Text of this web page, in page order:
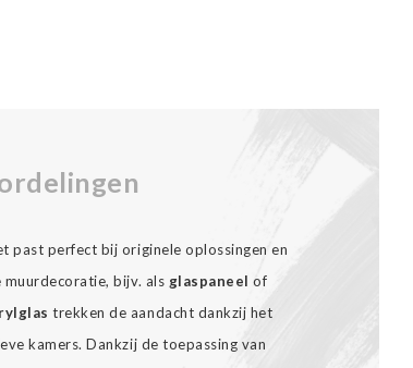
past perfect bij originele oplossingen en
bijv. als glaspaneel of
trekken de aandacht dankzij het
kamers. Dankzij de toepassing van